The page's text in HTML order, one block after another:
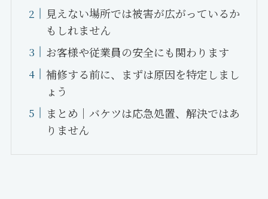
見えない場所では被害が広がっているか
もしれません
お客様や従業員の安全にも関わります
補修する前に、まずは原因を特定しまし
ょう
まとめ｜バケツは応急処置、解決ではあ
りません